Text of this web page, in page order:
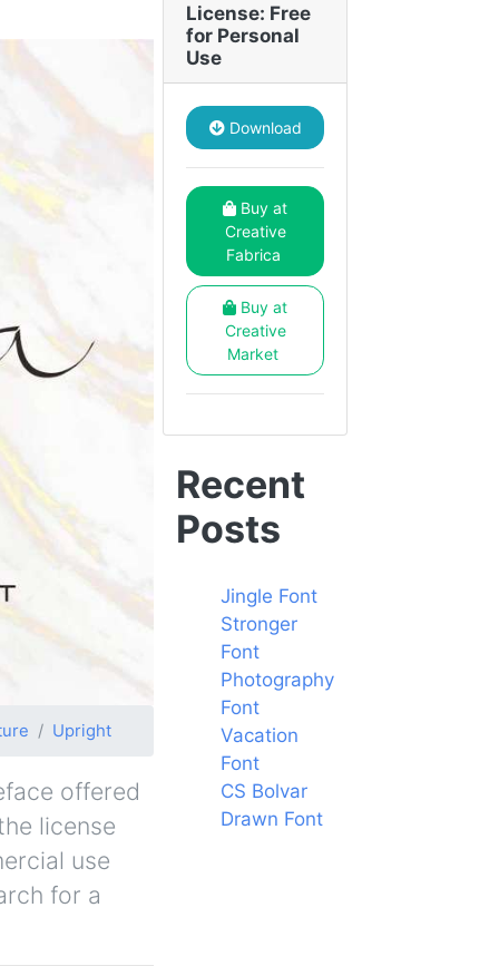
Upright
offered
license
use
for a
License: Free
for Personal
Use
Download
Buy at
Creative
Fabrica
Buy at
Creative
Market
Recent
Posts
Jingle Font
Stronger
Font
Photography
Font
Vacation
Font
CS Bolvar
Drawn Font